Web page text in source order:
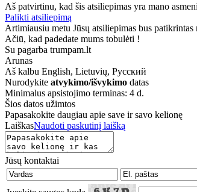
Aš patvirtinu, kad šis atsiliepimas yra mano
Palikti atsiliepimą
Artimiausiu metu Jūsų atsiliepimas bus
Ačiū, kad padedate mums tobulėti !
Su pagarba trumpam.lt
Arunas
Aš kalbu English, Lietuvių, Русский
Nurodykite atvykimo/išvykimo datas
Minimalus apsistojimo terminas: 4 d.
Šios datos užimtos
Papasakokite daugiau apie save ir savo kelionę
LaiškasNaudoti paskutinį laišką
Jūsų kontaktai